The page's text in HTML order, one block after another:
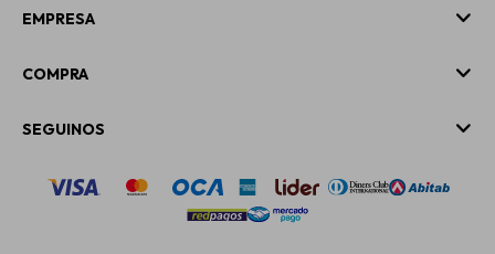
EMPRESA
COMPRA
SEGUINOS